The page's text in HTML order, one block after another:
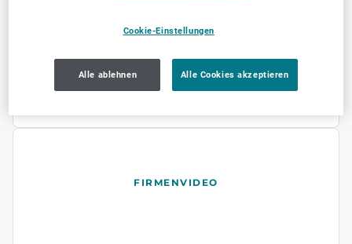
Schadensgutachten herstellen
FIRMENVIDEO
Cookie-Einstellungen
Alle ablehnen Alle Cookies akzeptieren